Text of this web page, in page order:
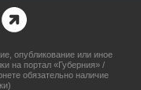
опубликование или иное
на портал «Губерния» /
обязательно наличие